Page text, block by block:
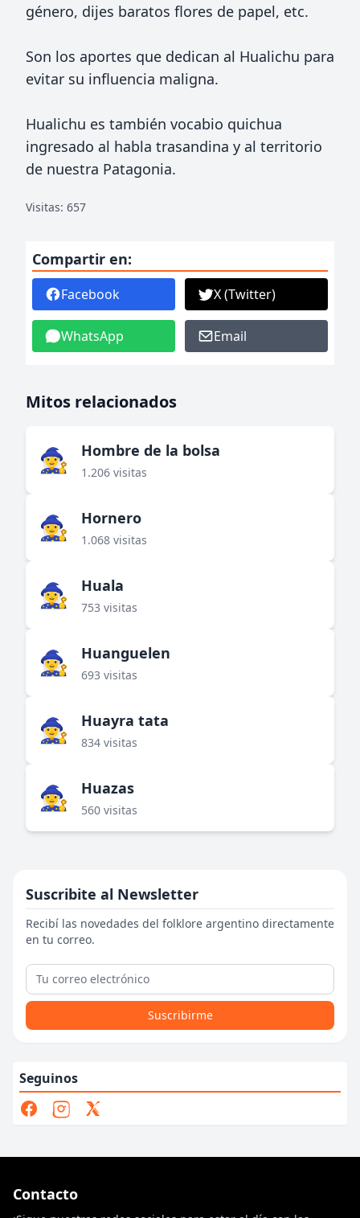
género, dijes baratos flores de papel, etc.
Son los aportes que dedican al Hualichu para
evitar su influencia maligna.
Hualichu es también vocabio quichua
ingresado al habla trasandina y al territorio
de nuestra Patagonia.
Visitas: 657
Compartir en:
Facebook X (Twitter)
WhatsApp Email
Mitos relacionados
🧙‍♀️ Hombre de la bolsa
1.206 visitas
🧙‍♀️ Hornero
1.068 visitas
🧙‍♀️ Huala
753 visitas
🧙‍♀️ Huanguelen
693 visitas
🧙‍♀️ Huayra tata
834 visitas
🧙‍♀️ Huazas
560 visitas
Suscribite al Newsletter
Recibí las novedades del folklore argentino directamente
en tu correo.
Suscribirme
Seguinos
Contacto